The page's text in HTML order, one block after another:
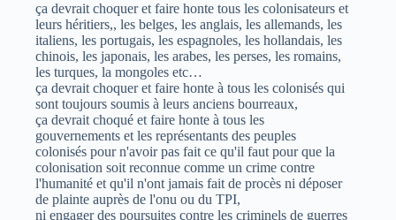
ça devrait choquer et faire honte tous les colonisateurs et
leurs héritiers,, les belges, les anglais, les allemands, les
italiens, les portugais, les espagnoles, les hollandais, les
chinois, les japonais, les arabes, les perses, les romains,
les turques, la mongoles etc…
ça devrait choquer et faire honte à tous les colonisés qui
sont toujours soumis à leurs anciens bourreaux,
ça devrait choqué et faire honte à tous les
gouvernements et les représentants des peuples
colonisés pour n'avoir pas fait ce qu'il faut pour que la
colonisation soit reconnue comme un crime contre
l'humanité et qu'il n'ont jamais fait de procès ni déposer
de plainte auprès de l'onu ou du TPI,
ni engager des poursuites contre les criminels de guerres